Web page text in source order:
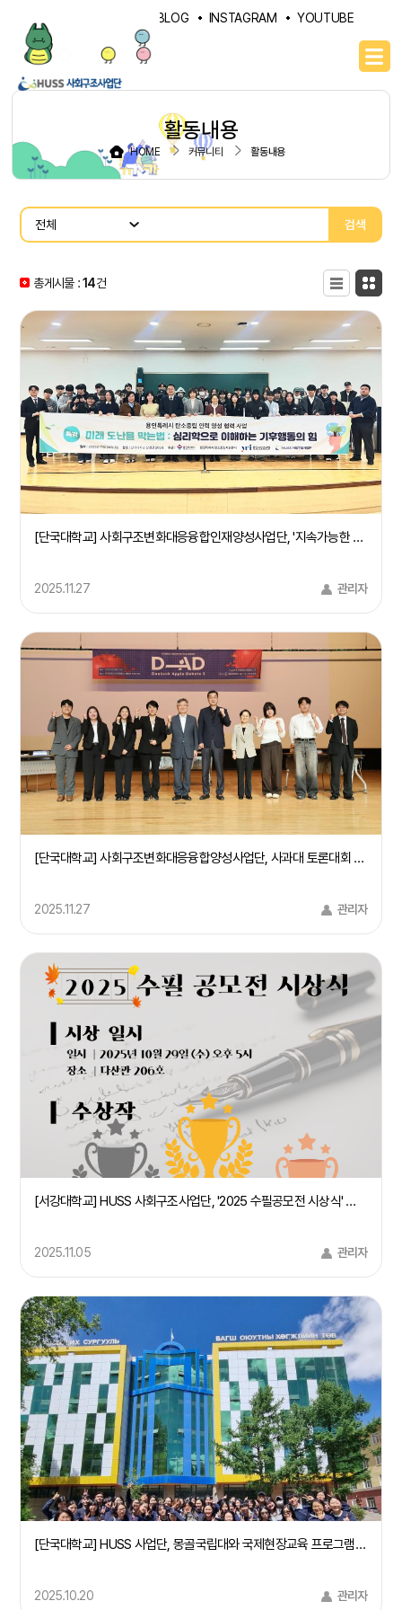
NAVER BLOG INSTAGRAM YOUTUBE
활동내용
HOME 커뮤니티 활동내용
검색
총게시물 :14건
목록형
[단국대학교] 사회구조변화대응융합인재양성사업단, '지속가능한 지구환경을 위한 기후행동 캠페인' 개최(25/11/24)
2025.11.27 관리자
[단국대학교] 사회구조변화대응융합양성사업단, 사과대 토론대회 및 시민특강 개최(25/9/24)
2025.11.27 관리자
[서강대학교] HUSS 사회구조사업단, '2025 수필공모전 시상식' 개최(25.10.29)
2025.11.05 관리자
[단국대학교] HUSS 사업단, 몽골국립대와 국제현장교육 프로그램 성료
2025.10.20 관리자